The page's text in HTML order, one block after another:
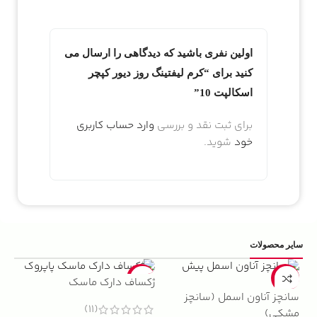
اولین نفری باشید که دیدگاهی را ارسال می
کنید برای “کرم لیفتینگ روز دیور کپچر
اسکالپت 10”
برای ثبت نقد و بررسی وارد حساب کاربری
خود شوید.
سایر محصولات
-13%
سانچز آناون اسمل (سانچز
-22%
ژکساف دارک ماسک
(11)